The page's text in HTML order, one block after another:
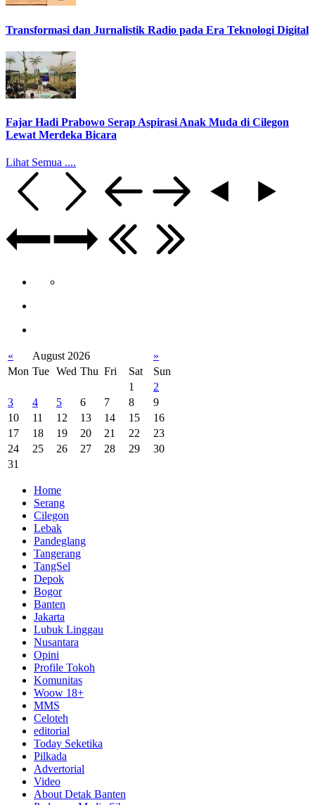
Transformasi dan Jurnalistik Radio pada Era Teknologi Digital
Fajar Hadi Prabowo Serap Aspirasi Anak Muda di Cilegon
Lewat Merdeka Bicara
Lihat Semua ....
« August 2026
»
Mon Tue Wed Thu Fri Sat
Sun
1
2
3
4 5 6 7 8
9
10
11 12 13 14 15
16
17
18 19 20 21 22
23
24
25 26 27 28 29
30
31
Home
Serang
Cilegon
Lebak
Pandeglang
Tangerang
TangSel
Depok
Bogor
Banten
Jakarta
Lubuk Linggau
Nusantara
Opini
Profile Tokoh
Komunitas
Woow 18+
MMS
Celoteh
editorial
Today Seketika
Pilkada
Advertorial
Video
About Detak Banten